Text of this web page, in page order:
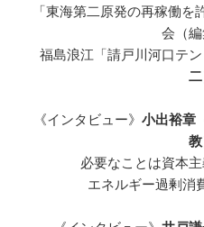
「東海第二原発の再稼働
会（編
福島浪江「請戸川河口テ
二
《インタビュー》 小出裕章
教
必要なことは資本
エネルギー過剰消